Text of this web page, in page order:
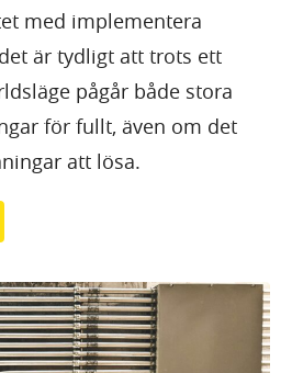
med implementera
är tydligt att trots ett
pågår både stora
för fullt, även om det
att lösa.